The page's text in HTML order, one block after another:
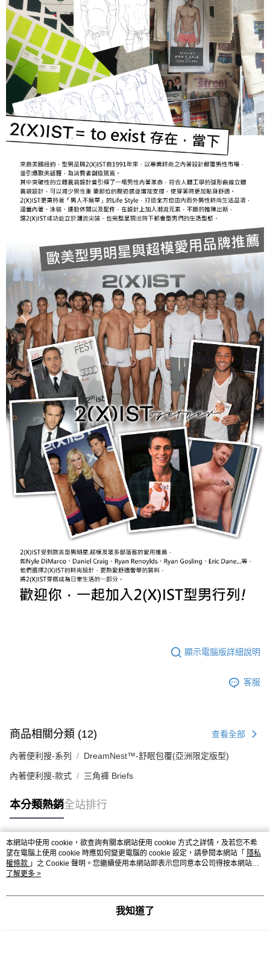
顯示電腦版詳細說明
客服
商品相關分類 (12) 查看全部
內著便利搜-系列 DreamNest™-舒眠包覆(亞洲限定版型)
內著便利搜-款式 三角褲 Briefs
本分類熱銷全站排行
熱門標籤
本網站中使用 cookie，欲查詢有關本網站使用 cookie 方式之詳情，及若您不希
望在電腦上使用 cookie 時應如何變更電腦的 cookie 設定，請參閱本網站「 隱私
權條款 」之 Cookie 聲明。您繼續使用本網站即表示您同意本公司得按本網站使
用條款之 Cookie 聲明使用 cookie。
了解更多 >
我知道了